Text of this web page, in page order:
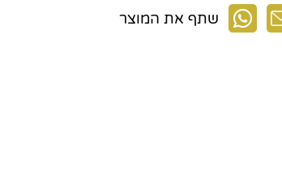
שתף את המוצר